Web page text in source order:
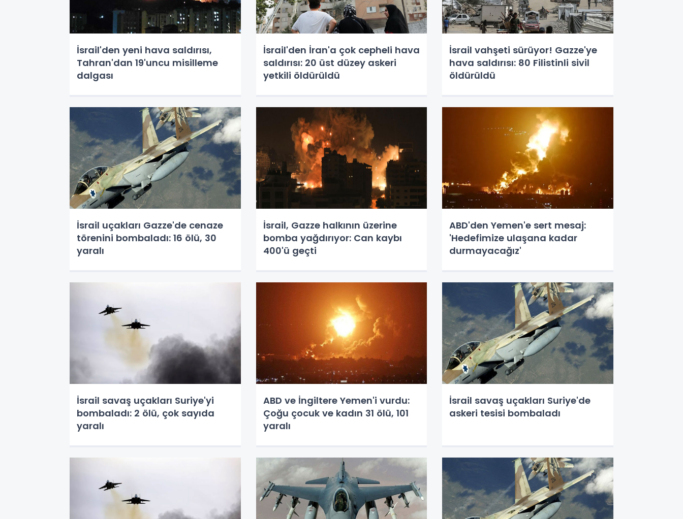
İsrail'den yeni hava saldırısı,
Tahran'dan 19'uncu misilleme
dalgası
İsrail'den İran'a çok cepheli hava
saldırısı: 20 üst düzey askeri
yetkili öldürüldü
İsrail vahşeti sürüyor! Gazze'ye
hava saldırısı: 80 Filistinli sivil
öldürüldü
İsrail uçakları Gazze'de cenaze
törenini bombaladı: 16 ölü, 30
yaralı
İsrail, Gazze halkının üzerine
bomba yağdırıyor: Can kaybı
400'ü geçti
ABD'den Yemen'e sert mesaj:
'Hedefimize ulaşana kadar
durmayacağız'
İsrail savaş uçakları Suriye'yi
bombaladı: 2 ölü, çok sayıda
yaralı
ABD ve İngiltere Yemen'i vurdu:
Çoğu çocuk ve kadın 31 ölü, 101
yaralı
İsrail savaş uçakları Suriye'de
askeri tesisi bombaladı